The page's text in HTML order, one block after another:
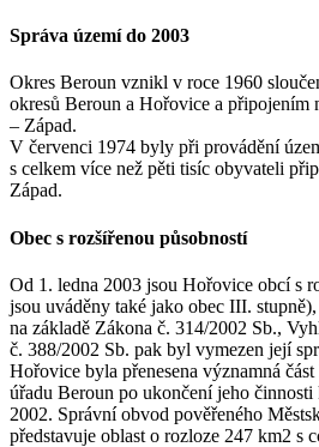
Správa území do 2003
Okres Beroun vznikl v roce 1960
okresů Beroun a Hořovice a připojením
– Západ.
V červenci 1974 byly při provádění
s celkem více než pěti tisíc obyvateli
Západ.
Obec s rozšířenou působností
Od 1. ledna 2003 jsou Hořovice obcí s
jsou uváděny také jako obec III.
na základě Zákona č. 314/2002 Sb.,
č. 388/2002 Sb. pak byl vymezen její
Hořovice byla přenesena významná
úřadu Beroun po ukončení jeho činnosti
2002. Správní obvod pověřeného
představuje oblast o rozloze 247 km2 s